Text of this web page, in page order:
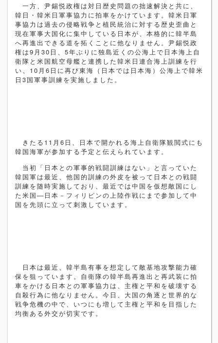
一方、尹錫悦政権は対日歴史問題の拙速解決と共に、
韓日・韓米日軍事協力に拍車をかけています。韓米日軍
事協力は過去の侵略戦争と植民統治に対する歴史歪曲と
現在軍事大国化に集中している日本が、本格的に韓半島
へ再進出できる道を拓くことに他なりません。尹錫悦政
権は9 月 30 日、 5年ぶりに独島近くの公海上で日本海上自
衛隊と米国航空母艦と連携した韓米日連合海上訓練を行
い、 10 月 6 日に再び東海（日本では日本海）公海上で韓米
日 3国軍事訓練を実施しました。
きたる 11 月 6 日、日本で開かれる海上自衛隊観閲式にも
韓国海軍が参加する予定と伝えられています。
当初「日本との軍事的戦闘訓練はない」と言っていた
韓国軍は最近、他国的訓練の外皮を被って日本との戦闘
訓練を随時実施しており、最近では中国を仮想敵国にし
た米国― 日本－フィリピンの上陸作戦にまで参加して中
国を先頭に立って刺激しています。
日本は最近、韓半島有事を想定して敵基地攻撃能力確
保を狙っています。自衛隊の韓半島再進出と再武装に拍
車をかける日本との軍事協力は、主権と平和を破壊する
自殺行為に他なりません。今日、大国の角逐と世界的な
戦争危機の中で、いつにも増して主権と平和を目指した
均衡ある外交が切実です。